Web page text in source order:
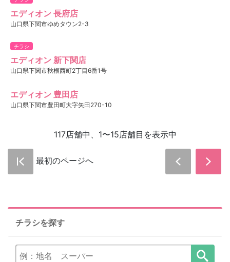
エディオン 長府店
山口県下関市ゆめタウン2-3
チラシ
エディオン 新下関店
山口県下関市秋根西町2丁目6番1号
エディオン 豊田店
山口県下関市豊田町大字矢田270-10
117店舗中、1〜15店舗目を表示中
最初のページへ
チラシを探す